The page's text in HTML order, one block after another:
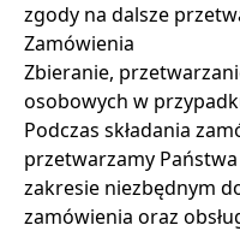
zgody na dalsze
Zamówienia
Zbieranie,
osobowych w
Podczas składania
przetwarzamy
zakresie niezbędnym
zamówienia oraz